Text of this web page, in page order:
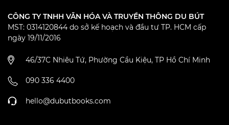
CÔNG TY TNHH VĂN HÓA VÀ TRUYỀN THÔNG DU BÚT
MST: 0314120844 do sở kế hoạch và đầu tư TP. HCM cấp
ngày 19/11/2016
46/37C Nhiêu Tứ, Phường Cầu Kiệu, TP Hồ Chí Minh
090 336 4400
hello@dubutbooks.com